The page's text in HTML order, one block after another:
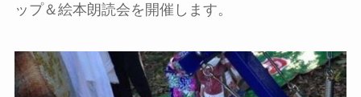
ップ＆絵本朗読会を開催します。